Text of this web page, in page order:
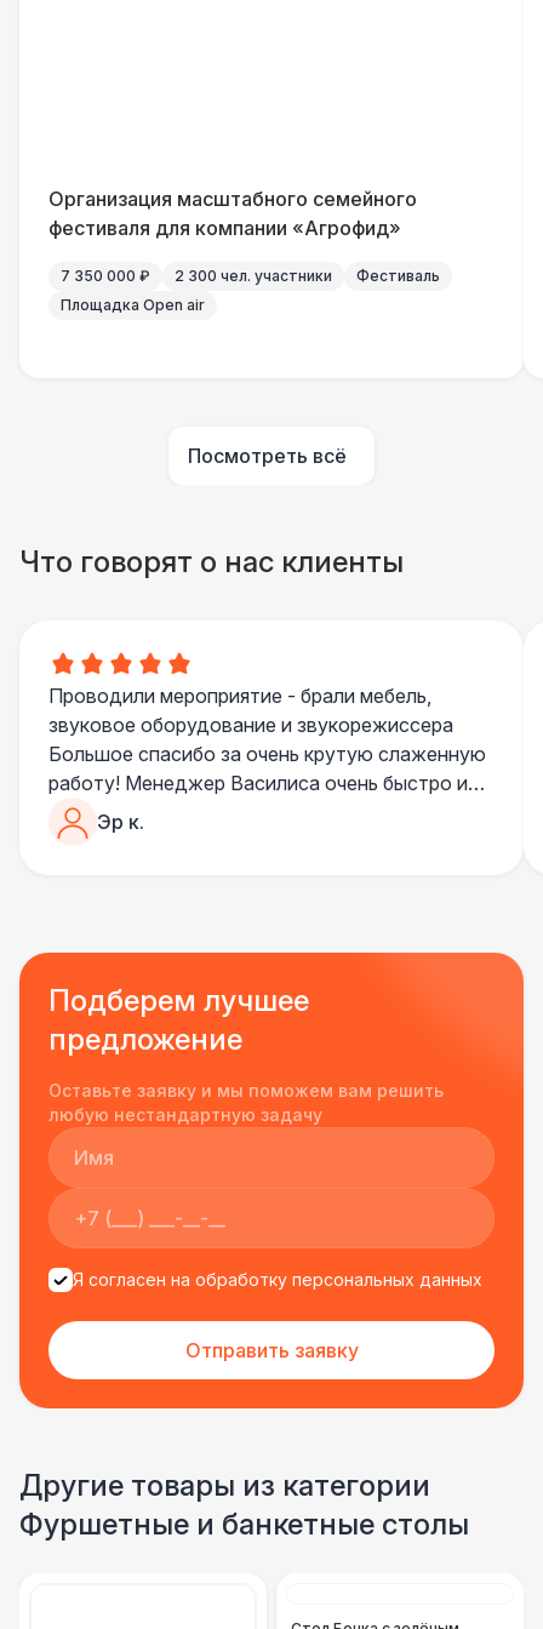
Организация масштабного семейного
фестиваля для компании «Агрофид»
7 350 000 ₽ 2 300 чел. участники
Фестиваль
Площадка Open air
Посмотреть всё
Что говорят о нас клиенты
Проводили мероприятие - брали мебель,
звуковое оборудование и звукорежиссера
Большое спасибо за очень крутую слаженную
работу! Менеджер Василиса очень быстро и
качественно обрабатывала все запросы,
пошла навстречу во многих моментах
Все приехало вовремя, в хорошем состоянии.
Ребята сами все поставили, посоветовали как
лучше расположить и аккуратно сложили
провода так, что их почти не было видно!
подрядчиком еще раз :)
Эр к.
Подберем лучшее
предложение
Оставьте заявку и мы поможем вам решить
любую нестандартную задачу
Я согласен на обработку персональных данных
Отправить заявку
Другие товары из категории
Фуршетные и банкетные столы